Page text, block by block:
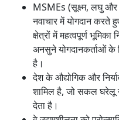
MSMEs (सूक्ष्म, लघु
नवाचार में योगदान करते
क्षेत्रों में महत्वपूर्ण भूमिका
अनसुने योगदानकर्ताओं के
है।
देश के औद्योगिक और
शामिल है, जो सकल घरेलू
देता है।